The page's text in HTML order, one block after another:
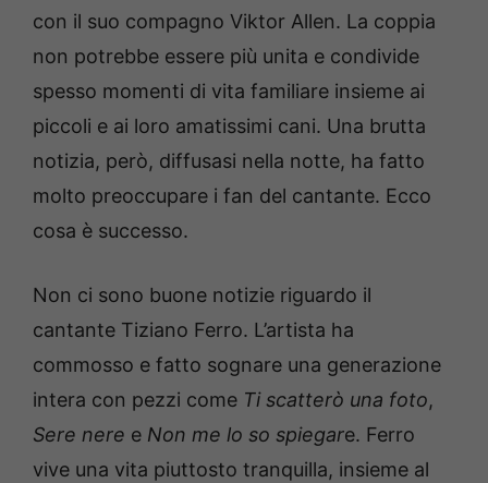
con il suo compagno Viktor Allen. La coppia
non potrebbe essere più unita e condivide
spesso momenti di vita familiare insieme ai
piccoli e ai loro amatissimi cani. Una brutta
notizia, però, diffusasi nella notte, ha fatto
molto preoccupare i fan del cantante. Ecco
cosa è successo.
Non ci sono buone notizie riguardo il
cantante Tiziano Ferro. L’artista ha
commosso e fatto sognare una generazione
intera con pezzi come Ti scatterò una foto,
Sere nere e Non me lo so spiegare. Ferro
vive una vita piuttosto tranquilla, insieme al